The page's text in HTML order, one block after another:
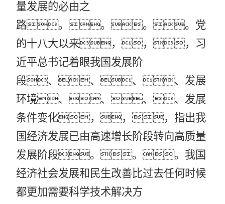
量发展的必由之
路。。。。党
的十八大以来，，，习
近平总书记着眼我国发展阶
段、、、、发展
环境、、、、发展
条件变化，，，指出我
国经济发展已由高速增长阶段转向高质量
发展阶段。。。我国
经济社会发展和民生改善比过去任何时候
都更加需要科学技术解决方